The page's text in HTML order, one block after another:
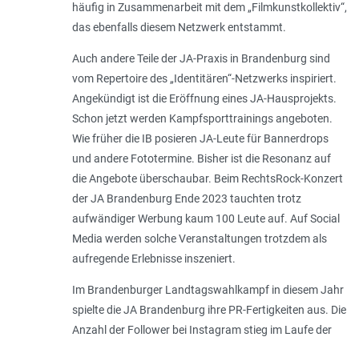
häufig in Zusammenarbeit mit dem „Filmkunstkollektiv“,
das ebenfalls diesem Netzwerk entstammt.
Auch andere Teile der JA-Praxis in Brandenburg sind
vom Repertoire des „Identitären“-Netzwerks inspiriert.
Angekündigt ist die Eröffnung eines JA-Hausprojekts.
Schon jetzt werden Kampfsporttrainings angeboten.
Wie früher die IB posieren JA-Leute für Bannerdrops
und andere Fototermine. Bisher ist die Resonanz auf
die Angebote überschaubar. Beim RechtsRock-Konzert
der JA Brandenburg Ende 2023 tauchten trotz
aufwändiger Werbung kaum 100 Leute auf. Auf Social
Media werden solche Veranstaltungen trotzdem als
aufregende Erlebnisse inszeniert.
Im Brandenburger Landtagswahlkampf in diesem Jahr
spielte die JA Brandenburg ihre PR-Fertigkeiten aus. Die
Anzahl der Follower bei Instagram stieg im Laufe der